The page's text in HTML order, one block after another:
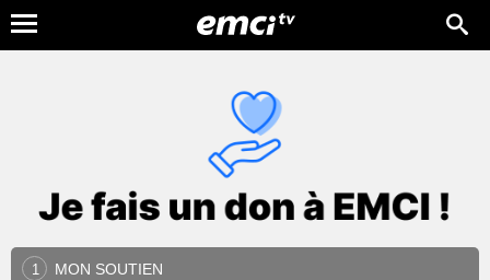
1 MON SOUTIEN